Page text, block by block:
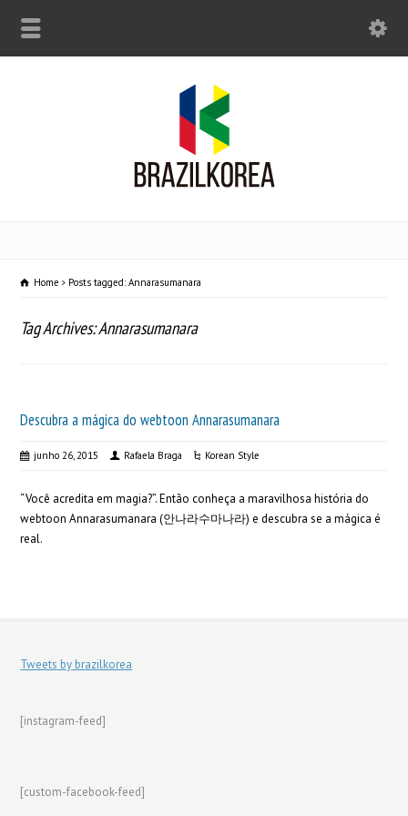
Home Posts tagged: Annarasumanara
Tag Archives: Annarasumanara
Descubra a mágica do webtoon Annarasumanara
junho 26, 2015 Rafaela Braga Korean Style
“Você acredita em magia?”. Então conheça a maravilhosa história do
webtoon Annarasumanara (안나라수마나라) e descubra se a mágica é
real.
Tweets by brazilkorea
[instagram-feed]
[custom-facebook-feed]